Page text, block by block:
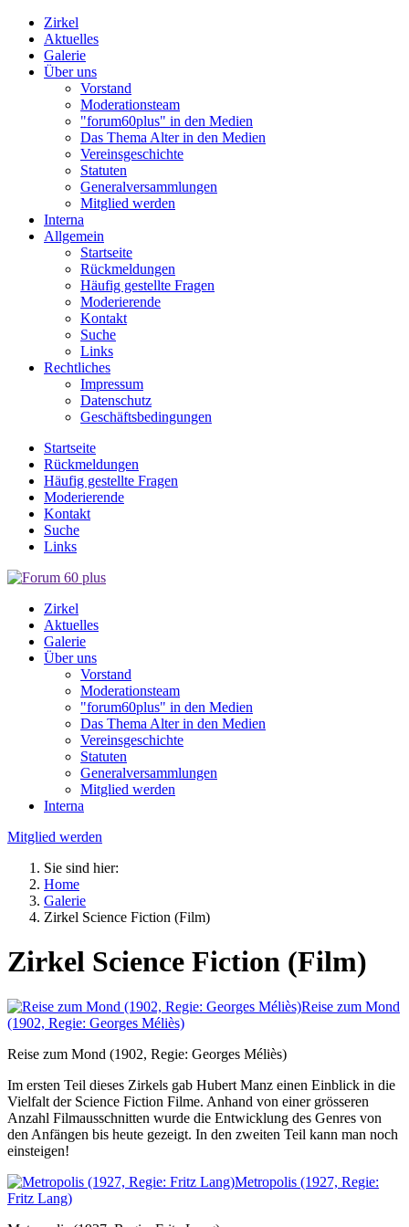
Zirkel
Aktuelles
Galerie
Über uns
Vorstand
Moderationsteam
"forum60plus" in den Medien
Das Thema Alter in den Medien
Vereinsgeschichte
Statuten
Generalversammlungen
Mitglied werden
Interna
Allgemein
Startseite
Rückmeldungen
Häufig gestellte Fragen
Moderierende
Kontakt
Suche
Links
Rechtliches
Impressum
Datenschutz
Geschäftsbedingungen
Startseite
Rückmeldungen
Häufig gestellte Fragen
Moderierende
Kontakt
Suche
Links
Zirkel
Aktuelles
Galerie
Über uns
Vorstand
Moderationsteam
"forum60plus" in den Medien
Das Thema Alter in den Medien
Vereinsgeschichte
Statuten
Generalversammlungen
Mitglied werden
Interna
Mitglied werden
Sie sind hier:
Home
Galerie
Zirkel Science Fiction (Film)
Zirkel Science Fiction (Film)
Reise zum Mond
(1902, Regie: Georges Méliès)
Reise zum Mond (1902, Regie: Georges Méliès)
Im ersten Teil dieses Zirkels gab Hubert Manz einen Einblick in die
Vielfalt der Science Fiction Filme. Anhand von einer grösseren
Anzahl Filmausschnitten wurde die Entwicklung des Genres von
den Anfängen bis heute gezeigt. In den zweiten Teil kann man noch
einsteigen!
Metropolis (1927, Regie:
Fritz Lang)